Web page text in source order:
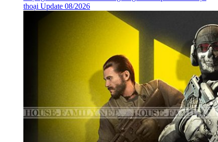
thoại Update 08/2026